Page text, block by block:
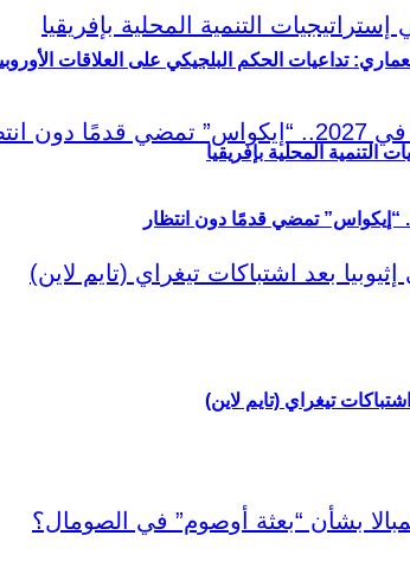
التنمية المحلية بإفريقيا
تيغراي (تايم لاين)
تداعيات الحكم البلجيكي على العلاقات